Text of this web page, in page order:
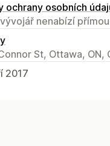
ochrany osobních
nenabízí
St, Ottawa, ON,
2017